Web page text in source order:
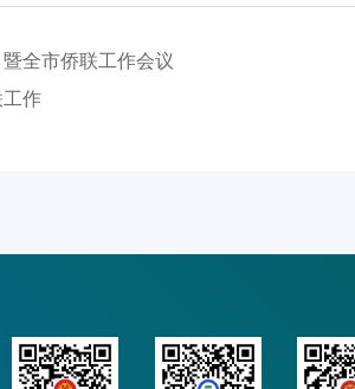
全市侨联工作会议
作